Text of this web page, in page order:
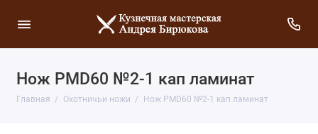
Нож PMD60 №2-1 кап ламинат
Главная Охотничьи ножи Нож PMD60 №2-1 кап ламинат